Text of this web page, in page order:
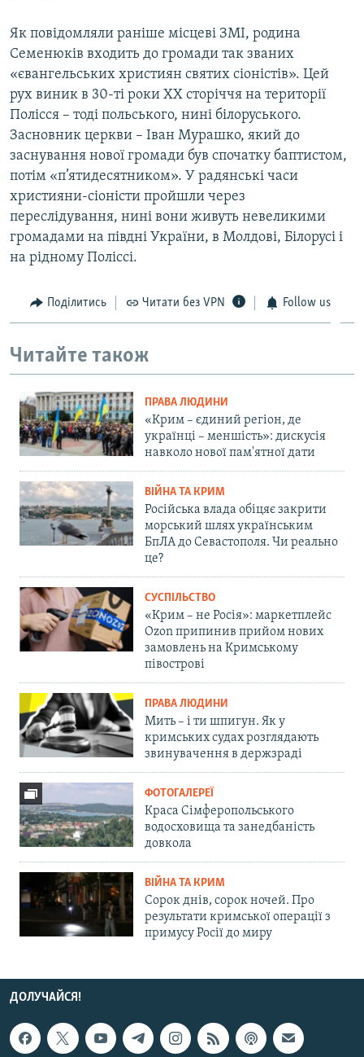
Як повідомляли раніше місцеві ЗМІ, родина
Семенюків входить до громади так званих
«євангельських християн святих сіоністів». Цей
рух виник в 30-ті роки XX сторіччя на території
Полісся – тоді польського, нині білоруського.
Засновник церкви – Іван Мурашко, який до
заснування нової громади був спочатку баптистом,
потім «п’ятидесятником». У радянські часи
християни-сіоністи пройшли через
переслідування, нині вони живуть невеликими
громадами на півдні України, в Молдові, Білорусі і
на рідному Поліссі.
Поділитись Читати без VPN Follow us
Читайте також
ПРАВА ЛЮДИНИ
«Крим – єдиний регіон, де
українці – меншість»: дискусія
навколо нової пам'ятної дати
ВІЙНА ТА КРИМ
Російська влада обіцяє закрити
морський шлях українським
БпЛА до Севастополя. Чи реально
це?
СУСПІЛЬСТВО
«Крим – не Росія»: маркетплейс
Ozon припинив прийом нових
замовлень на Кримському
півострові
ПРАВА ЛЮДИНИ
Мить – і ти шпигун. Як у
кримських судах розглядають
звинувачення в держзраді
ФОТОГАЛЕРЕЇ
Краса Сімферопольського
водосховища та занедбаність
довкола
ВІЙНА ТА КРИМ
Сорок днів, сорок ночей. Про
результати кримської операції з
примусу Росії до миру
ДОЛУЧАЙСЯ!